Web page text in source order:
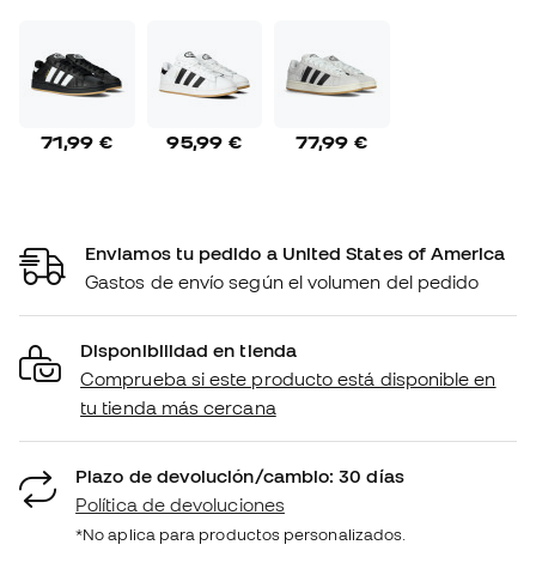
71,99 € 95,99 € 77,99 €
Enviamos tu pedido a United States of America
Gastos de envío según el volumen del pedido
Disponibilidad en tienda
Comprueba si este producto está disponible en
tu tienda más cercana
Plazo de devolución/cambio: 30 días
Política de devoluciones
*No aplica para productos personalizados.